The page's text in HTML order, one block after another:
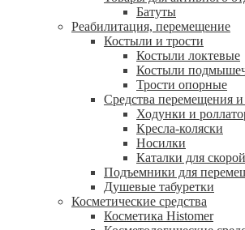
Батуты
Реабилитация, перемещение
Костыли и трости
Костыли локтевые
Костыли
Трости опорные
Средства перемещения
Ходунки и
Кресла-коляски
Носилки
Каталки для
Подъемники для
Душевые табуретки
Косметические средства
Косметика Histomer